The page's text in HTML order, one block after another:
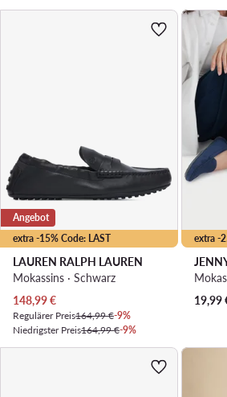
extra -15% Code: LAST
Angebot
LAUREN RALPH LAUREN
Mokassins · Schwarz
Aktueller Preis
148,99€
Regulärer Preis164,99 €-9%
Niedrigster Preis164,99 €-9%
extra -
19,99